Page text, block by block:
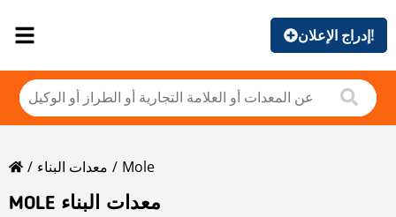
إدراج الإعلان!
معدات البناء
Mole
MOLE معدات البناء